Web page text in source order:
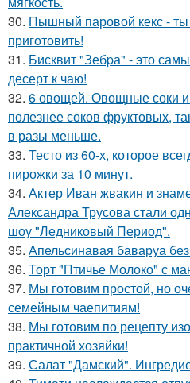
30. Пышный паровой кекс -
приготовить!
31. Бисквит "Зебpа" - это
десерт к чаю!
32. 6 овощей. Овощные соки и
полезнее соков фруктовых,
в разы меньше.
33. Тесто из 60-х, которое
пирожки за 10 минут.
34. Актер Иван жвакин и
Александра Трусова стали
шоу "Ледниковый Период".
35. Апельсинавая баваруа
36. Торт "Птичье Молоко" с
37. Мы готовим простой, но
семейным чаепитиям!
38. Мы готовим по рецепту
практичной хозяйки!
39. Салат "Дамский".